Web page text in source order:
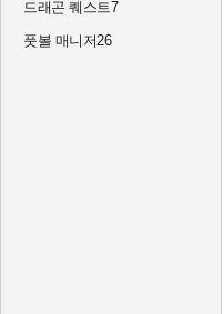
드래곤 퀘스트7
풋볼 매니저26